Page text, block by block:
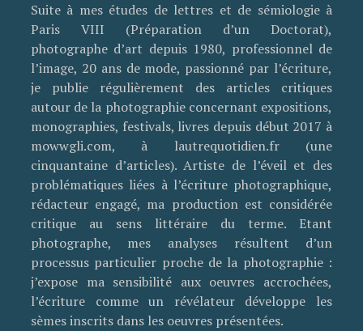
Suite à mes études de lettres et de sémiologie à
Paris VIII (Préparation d’un Doctorat),
photographe d’art depuis 1980, professionnel de
l’image, 20 ans de mode, passionné par l’écriture,
je publie régulièrement des articles critiques
autour de la photographie concernant expositions,
monographies, festivals, livres depuis début 2017 à
mowwgli.com, à lautrequotidien.fr (une
cinquantaine d’articles). Artiste de l’éveil et des
problématiques liées à l’écriture photographique,
rédacteur engagé, ma production est considérée
critique au sens littéraire du terme. Etant
photographe, mes analyses résultent d’un
processus particulier proche de la photographie :
j’expose ma sensibilité aux oeuvres accrochées,
l’écriture comme un révélateur développe les
sèmes inscrits dans les oeuvres présentées.